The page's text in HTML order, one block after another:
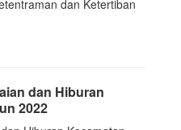
dan Ketertiban
dan Hiburan
2022